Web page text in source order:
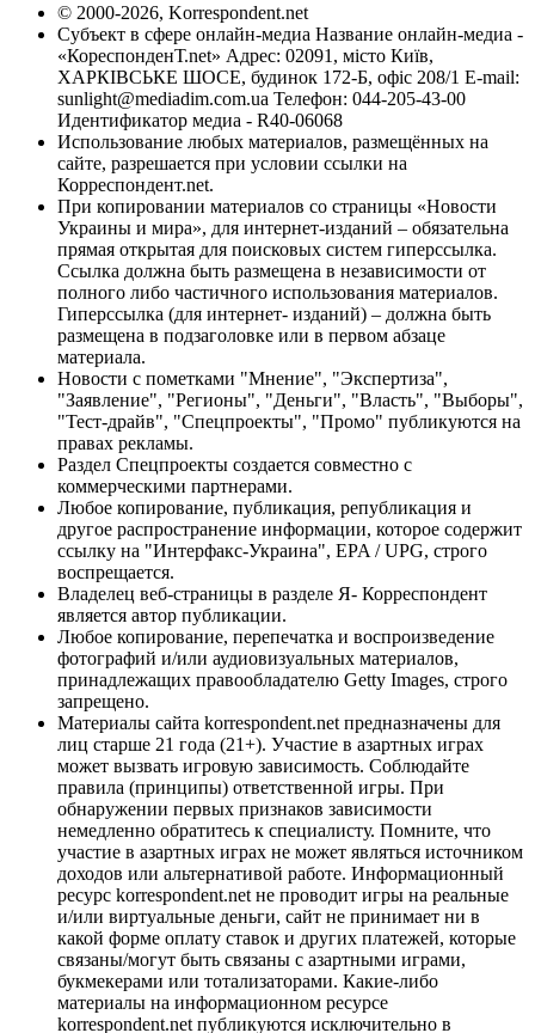
© 2000-2026, Korrespondent.net
Субъект в сфере онлайн-медиа Название онлайн-медиа -
«КореспонденТ.net» Адрес: 02091, місто Київ,
ХАРКІВСЬКЕ ШОСЕ, будинок 172-Б, офіс 208/1 E-mail:
sunlight@mediadim.com.ua Телефон: 044-205-43-00
Идентификатор медиа - R40-06068
Использование любых материалов, размещённых на
сайте, разрешается при условии ссылки на
Корреспондент.net.
При копировании материалов со страницы «Новости
Украины и мира», для интернет-изданий – обязательна
прямая открытая для поисковых систем гиперссылка.
Ссылка должна быть размещена в независимости от
полного либо частичного использования материалов.
Гиперссылка (для интернет- изданий) – должна быть
размещена в подзаголовке или в первом абзаце
материала.
Новости с пометками "Мнение", "Экспертиза",
"Заявление", "Регионы", "Деньги", "Власть", "Выборы",
"Тест-драйв", "Спецпроекты", "Промо" публикуются на
правах рекламы.
Раздел Спецпроекты создается совместно с
коммерческими партнерами.
Любое копирование, публикация, републикация и
другое распространение информации, которое содержит
ссылку на "Интерфакс-Украина", EPA / UPG, строго
воспрещается.
Владелец веб-страницы в разделе Я- Корреспондент
является автор публикации.
Любое копирование, перепечатка и воспроизведение
фотографий и/или аудиовизуальных материалов,
принадлежащих правообладателю Getty Images, строго
запрещено.
Материалы сайта korrespondent.net предназначены для
лиц старше 21 года (21+). Участие в азартных играх
может вызвать игровую зависимость. Соблюдайте
правила (принципы) ответственной игры. При
обнаружении первых признаков зависимости
немедленно обратитесь к специалисту. Помните, что
участие в азартных играх не может являться источником
доходов или альтернативой работе. Информационный
ресурс korrespondent.net не проводит игры на реальные
и/или виртуальные деньги, сайт не принимает ни в
какой форме оплату ставок и других платежей, которые
связаны/могут быть связаны с азартными играми,
букмекерами или тотализаторами. Какие-либо
материалы на информационном ресурсе
korrespondent.net публикуются исключительно в